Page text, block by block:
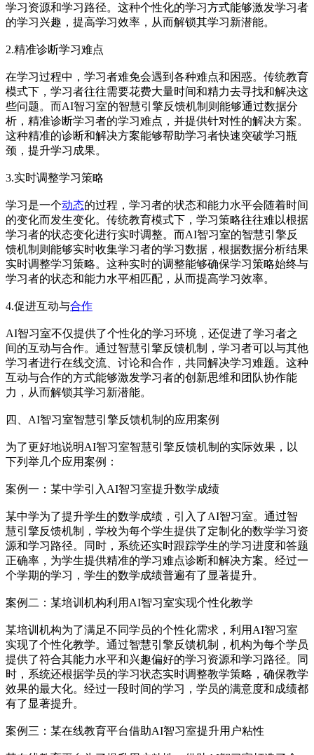
学习资源和学习路径。这种个性化的学习方式能够激发学习者
的学习兴趣，提高学习效率，从而解锁其学习新潜能。
2.精准诊断学习难点
在学习过程中，学习者难免会遇到各种难点和困惑。传统教育
模式下，学习者往往需要花费大量时间和精力去寻找和解决这
些问题。而AI智习室的智慧引擎反馈机制则能够通过数据分
析，精准诊断学习者的学习难点，并提供针对性的解决方案。
这种精准的诊断和解决方案能够帮助学习者快速突破学习瓶
颈，提升学习成果。
3.实时调整学习策略
学习是一个动态的过程，学习者的状态和能力水平会随着时间
的变化而发生变化。传统教育模式下，学习策略往往难以根据
学习者的状态变化进行实时调整。而AI智习室的智慧引擎反
馈机制则能够实时收集学习者的学习数据，根据数据分析结果
实时调整学习策略。这种实时的调整能够确保学习策略始终与
学习者的状态和能力水平相匹配，从而提高学习效率。
4.促进互动与合作
AI智习室不仅提供了个性化的学习环境，还促进了学习者之
间的互动与合作。通过智慧引擎反馈机制，学习者可以与其他
学习者进行在线交流、讨论和合作，共同解决学习难题。这种
互动与合作的方式能够激发学习者的创新思维和团队协作能
力，从而解锁其学习新潜能。
四、AI智习室智慧引擎反馈机制的应用案例
为了更好地说明AI智习室智慧引擎反馈机制的实际效果，以
下列举几个应用案例：
案例一：某中学引入AI智习室提升数学成绩
某中学为了提升学生的数学成绩，引入了AI智习室。通过智
慧引擎反馈机制，学校为每个学生提供了定制化的数学学习资
源和学习路径。同时，系统还实时跟踪学生的学习进度和答题
正确率，为学生提供精准的学习难点诊断和解决方案。经过一
个学期的学习，学生的数学成绩普遍有了显著提升。
案例二：某培训机构利用AI智习室实现个性化教学
某培训机构为了满足不同学员的个性化需求，利用AI智习室
实现了个性化教学。通过智慧引擎反馈机制，机构为每个学员
提供了符合其能力水平和兴趣偏好的学习资源和学习路径。同
时，系统还根据学员的学习状态实时调整教学策略，确保教学
效果的最大化。经过一段时间的学习，学员的满意度和成绩都
有了显著提升。
案例三：某在线教育平台借助AI智习室提升用户粘性